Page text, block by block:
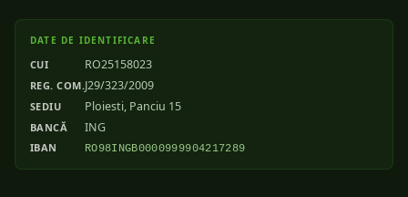
DATE DE IDENTIFICARE
CUI RO25158023
REG. COM.J29/323/2009
SEDIU Ploiesti, Panciu 15
BANCĂ ING
IBAN RO98INGB0000999904217289